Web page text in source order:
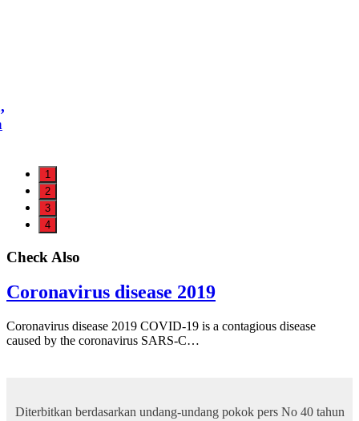
1
2
3
4
Check Also
Coronavirus disease 2019
Coronavirus disease 2019 COVID-19 is a contagious disease
caused by the coronavirus SARS-C…
Diterbitkan berdasarkan undang-undang pokok pers No 40 tahun